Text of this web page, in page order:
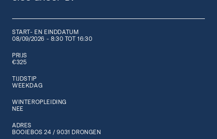
START- EN EINDDATUM
08/09/2026 - 8:30 TOT 16:30
PRIJS
€325
TIJDSTIP
WEEKDAG
WINTEROPLEIDING
NEE
ADRES
BOOIEBOS 24 / 9031 DRONGEN